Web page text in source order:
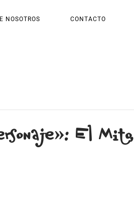
NOSOTROS CONTACTO
El Mito,